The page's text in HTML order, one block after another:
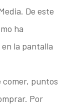
De este
ha
la pantalla
puntos
Por